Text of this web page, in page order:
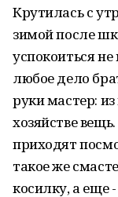
Крутилась с
зимой после
успокоиться
любое дело
руки мастер:
хозяйстве
приходят
такое же
косилку, а еще